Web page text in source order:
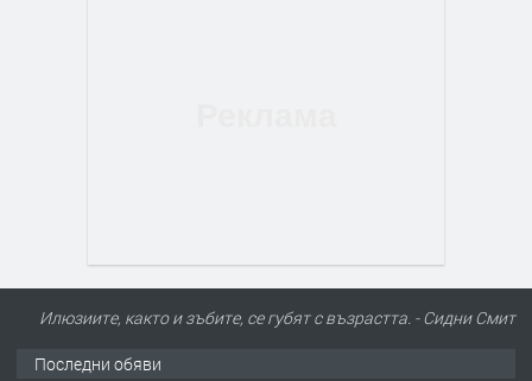
Илюзиите, както и зъбите, се губят с възрастта. - Сидни Смит
Последни обяви